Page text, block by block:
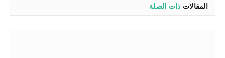
المقالات ذات الصلة